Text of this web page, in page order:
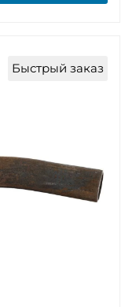
Быстрый заказ